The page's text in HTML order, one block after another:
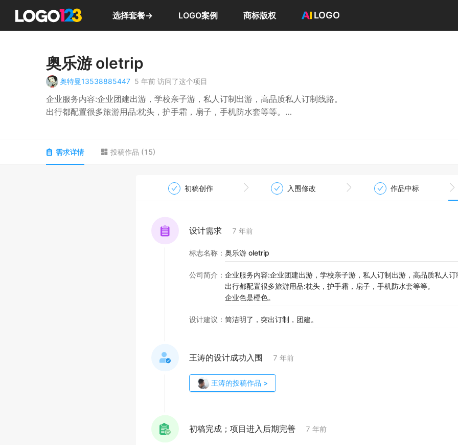
选择套餐→ LOGO案例 商标版权 LOGO
登录 / 注册
奥乐游 oletrip
奥特曼13538885447 5 年前 访问了这个项目
企业服务内容:企业团建出游，学校亲子游，私人订制出游，高品质私人订制线路。
出行都配置很多旅游用品:枕头，护手霜，扇子，手机防水套等等。
需求详情 投稿作品 (15)
初稿创作 入围修改 作品中标
设计需求 7 年前
标志名称 ： 奥乐游 oletrip
公司简介 ： 企业服务内容:企业团建出游，学校亲子游，私人订制出游，高品质私人订
出行都配置很多旅游用品:枕头，护手霜，扇子，手机防水套等等。
企业色是橙色。
设计建议 ： 简洁明了，突出订制，团建。
王涛的设计成功入围 7 年前
王涛的投稿作品 >
初稿完成；项目进入后期完善 7 年前